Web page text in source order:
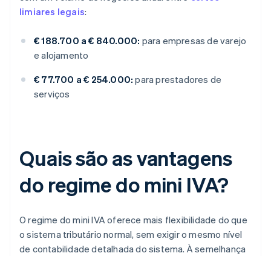
limiares legais:
€ 188.700 a € 840.000: para empresas de varejo
e alojamento
€ 77.700 a € 254.000: para prestadores de
serviços
Quais são as vantagens
do regime do mini IVA?
O regime do mini IVA oferece mais flexibilidade do que
o sistema tributário normal, sem exigir o mesmo nível
de contabilidade detalhada do sistema. À semelhança